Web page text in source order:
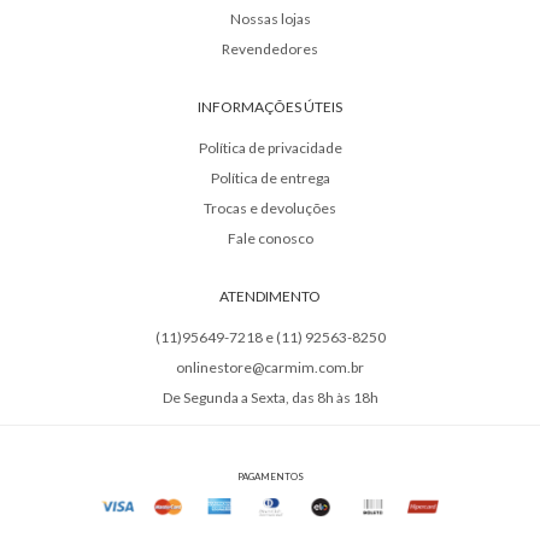
Nossas lojas
Revendedores
INFORMAÇÕES ÚTEIS
Política de privacidade
Política de entrega
Trocas e devoluções
Fale conosco
ATENDIMENTO
(11)95649-7218 e (11) 92563-8250
onlinestore@carmim.com.br
De Segunda a Sexta, das 8h às 18h
PAGAMENTOS